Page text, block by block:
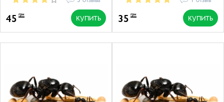
45 грн КУПИТЬ 35 грн КУПИТЬ